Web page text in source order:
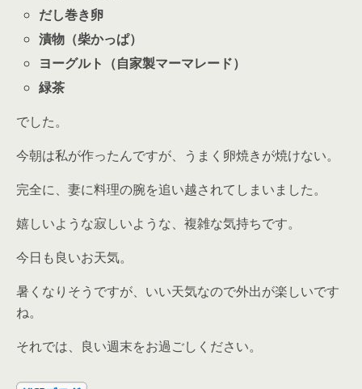
だし巻き卵
漬物（柴かっぱ）
ヨーグルト（自家製マーマレード）
緑茶
でした。
今朝は私が作ったんですが、うまく卵焼きが焼けない。
完全に、妻に料理の腕を追い越されてしまいました。
嬉しいような寂しいような、複雑な気持ちです。
今日も良いお天気。
暑くなりそうですが、いい天気なので外出が楽しいです
ね。
それでは、良い週末をお過ごしください。